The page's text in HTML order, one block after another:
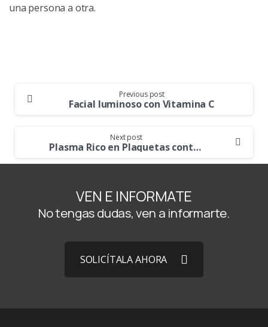
una persona a otra.
Reading
Previous post
Facial luminoso con Vitamina C
Next post
Plasma Rico en Plaquetas contra la alopecia
VEN E INFORMATE
No tengas dudas, ven a informarte.
SOLICÍTALA AHORA